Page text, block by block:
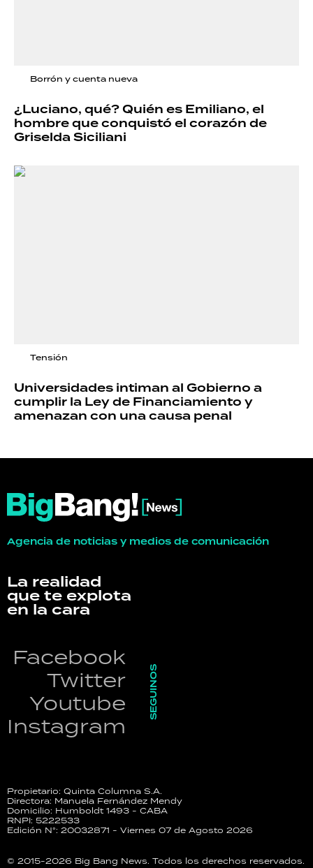
Borrón y cuenta nueva
¿Luciano, qué? Quién es Emiliano, el
hombre que conquistó el corazón de
Griselda Siciliani
Tensión
Universidades intiman al Gobierno a
cumplir la Ley de Financiamiento y
amenazan con una causa penal
Agencia de noticias y medios de comunicación
La realidad
que te explota
en la cara
Facebook
Twitter
Youtube
Instagram
SEGUINOS
Propietario: Quinta Columna S.A.
Directora: Manuela Fernández Mendy
Domicilio: Humboldt 1493 - CABA
RNPI: 5222533
Edición N°: 20032871 - Viernes 07 de Agosto 2026
© 2015-2026 Big Bang News. Todos los derechos reservados.